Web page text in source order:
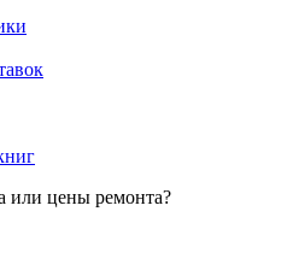
или цены ремонта?